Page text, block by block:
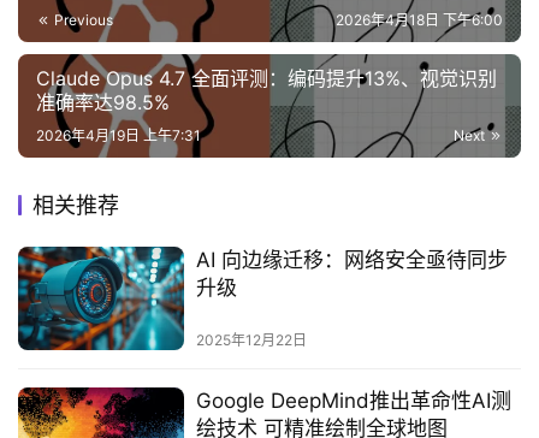
Previous 2026年4月18日 下午6:00
Claude Opus 4.7 全面评测：编码提升13%、视觉识别
准确率达98.5%
Next
2026年4月19日 上午7:31
相关推荐
AI 向边缘迁移：网络安全亟待同步
升级
2025年12月22日
Google DeepMind推出革命性AI测
绘技术 可精准绘制全球地图